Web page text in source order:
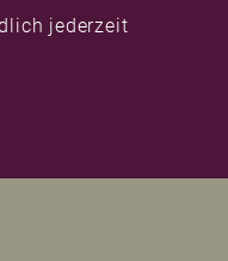
jederzeit